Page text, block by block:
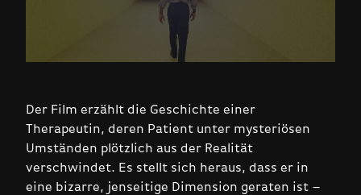
Der Film erzählt die Geschichte einer
Therapeutin, deren Patient unter mysteriösen
Umständen plötzlich aus der Realität
verschwindet. Es stellt sich heraus, dass er in
eine bizarre, jenseitige Dimension geraten ist –